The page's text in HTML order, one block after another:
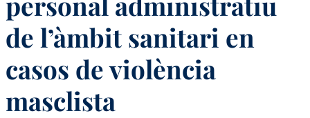
de l’àmbit sanitari en
casos de violència
masclista